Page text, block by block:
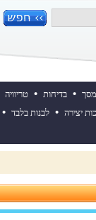
• בדיחות • טריוויה
יצירה • לבנות בלבד •